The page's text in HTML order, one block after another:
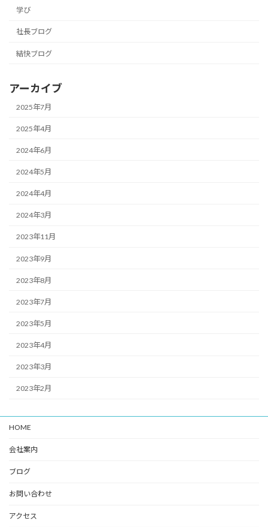
学び
社長ブログ
結快ブログ
アーカイブ
2025年7月
2025年4月
2024年6月
2024年5月
2024年4月
2024年3月
2023年11月
2023年9月
2023年8月
2023年7月
2023年5月
2023年4月
2023年3月
2023年2月
HOME
会社案内
ブログ
お問い合わせ
アクセス